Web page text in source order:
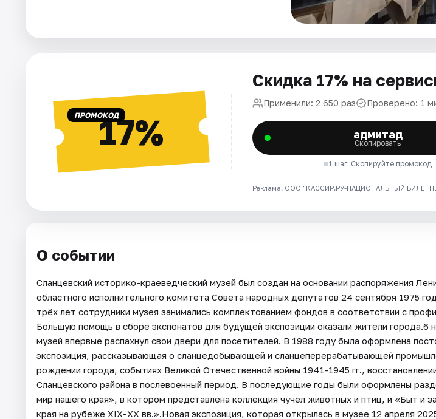
ПРОМОКОД17%
Скидка 17% на
Применили: 2 650 раз Проверено: 1
адмитад
Скопировать
1 шаг. Скопируйте промокод
Реклама. ООО "КАССИР.РУ-НАЦИОНАЛЬНЫЙ
О событии
Сланцевский историко-краеведческий музей был создан на основании распоряжения
областного исполнительного комитета Совета народных депутатов 24 сентября 1975
трёх лет сотрудники музея занимались комплектованием фондов в соответствии с
Большую помощь в сборе экспонатов для будущей экспозиции оказали жители города.6
музей впервые распахнул свои двери для посетителей. В 1988 году была оформлена
экспозиция, рассказывающая о сланцедобывающей и сланцеперерабатывающей
рождении города, событиях Великой Отечественной войны 1941-1945 гг.,
Сланцевского района в послевоенный период. В последующие годы были оформлены
мир нашего края», в котором представлена коллекция чучел животных и птиц, и «Быт и
края на рубеже ХIХ-ХХ вв.».Новая экспозиция, которая открылась в музее 12 апреля